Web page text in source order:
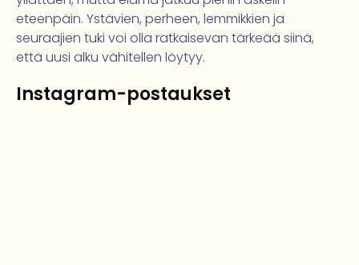
eteenpäin. Ystävien, perheen, lemmikkien ja
seuraajien tuki voi olla ratkaisevan tärkeää siinä,
että uusi alku vähitellen löytyy.
Instagram-postaukset